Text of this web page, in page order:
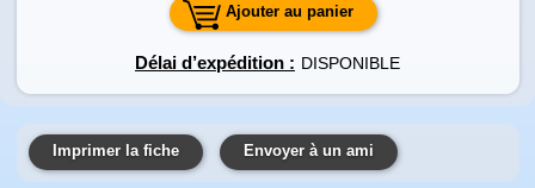
Ajouter au panier
Délai d’expédition : DISPONIBLE
Imprimer la fiche Envoyer à un ami